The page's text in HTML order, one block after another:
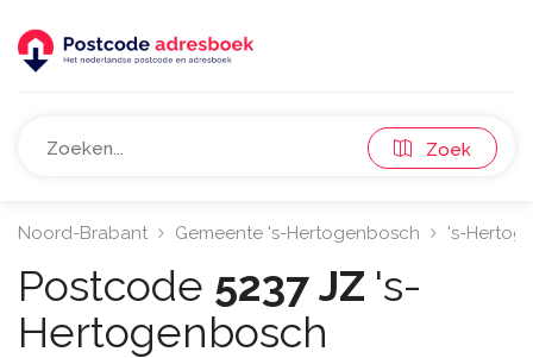
Zoek
Noord-Brabant Gemeente 's-Hertogenbosch 's-
Postcode 5237 JZ 's-
Hertogenbosch